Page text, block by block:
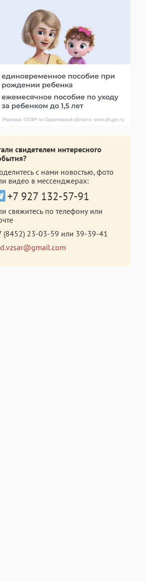
свидетелем интересного
с нами новостью, фото
видео в мессенджерах:
+7 927 132-57-91
свяжитесь по телефону или
(8452) 23-03-59 или 39-39-41